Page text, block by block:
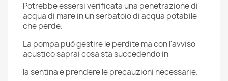
Potrebbe essersi verificata una penetrazione di
acqua di mare in un serbatoio di acqua potabile
che perde.
La pompa può gestire le perdite ma con l'avviso
acustico saprai cosa sta succedendo in
la sentina e prendere le precauzioni necessarie.